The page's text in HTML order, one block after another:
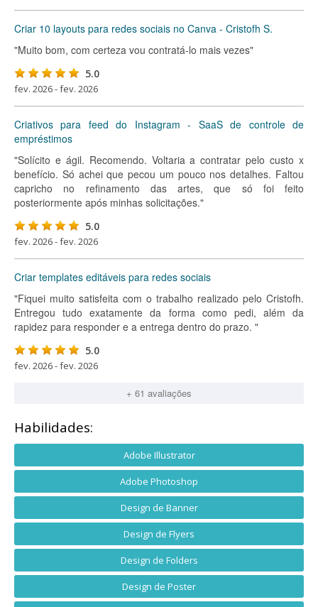
Criar 10 layouts para redes sociais no Canva - Cristofh S.
"Muito bom, com certeza vou contratá-lo mais vezes"
5.0
fev. 2026 - fev. 2026
Criativos para feed do Instagram - SaaS de controle de
empréstimos
"Solícito e ágil. Recomendo. Voltaria a contratar pelo custo x
benefício. Só achei que pecou um pouco nos detalhes. Faltou
capricho no refinamento das artes, que só foi feito
posteriormente após minhas solicitações."
5.0
fev. 2026 - fev. 2026
Criar templates editáveis para redes sociais
"Fiquei muito satisfeita com o trabalho realizado pelo Cristofh.
Entregou tudo exatamente da forma como pedi, além da
rapidez para responder e a entrega dentro do prazo. "
5.0
fev. 2026 - fev. 2026
+ 61 avaliações
Habilidades:
Adobe Illustrator
Adobe Photoshop
Design de Banner
Design de Flyers
Design de Folders
Design de Poster